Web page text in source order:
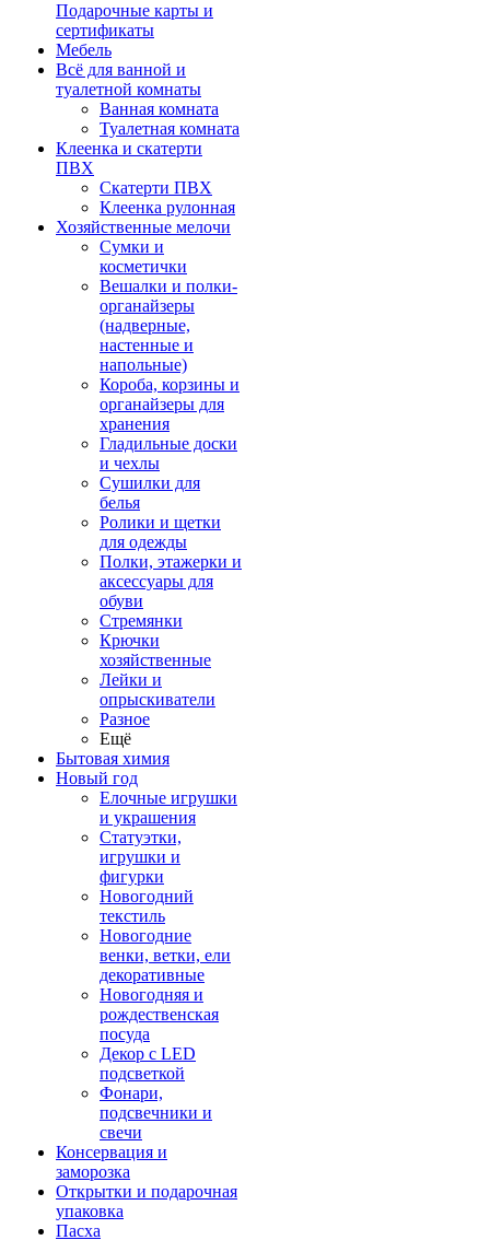
Подарочные карты и
сертификаты
Мебель
Всё для ванной и
туалетной комнаты
Ванная комната
Туалетная комната
Клеенка и скатерти
ПВХ
Скатерти ПВХ
Клеенка рулонная
Хозяйственные мелочи
Сумки и
косметички
Вешалки и полки-
органайзеры
(надверные,
настенные и
напольные)
Короба, корзины и
органайзеры для
хранения
Гладильные доски
и чехлы
Сушилки для
белья
Ролики и щетки
для одежды
Полки, этажерки и
аксессуары для
обуви
Стремянки
Крючки
хозяйственные
Лейки и
опрыскиватели
Разное
Ещё
Бытовая химия
Новый год
Елочные игрушки
и украшения
Статуэтки,
игрушки и
фигурки
Новогодний
текстиль
Новогодние
венки, ветки, ели
декоративные
Новогодняя и
рождественская
посуда
Декор с LED
подсветкой
Фонари,
подсвечники и
свечи
Консервация и
заморозка
Открытки и подарочная
упаковка
Пасха